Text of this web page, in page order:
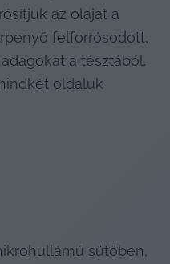
az olajat a
felforrósodott,
a tésztából.
oldaluk
sütőben,